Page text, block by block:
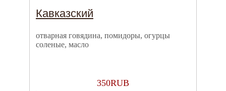
Кавказский
отварная говядина, помидоры, огурцы
соленые, масло
350RUB